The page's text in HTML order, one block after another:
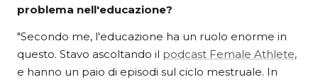
problema nell'educazione?
"Secondo me, l'educazione ha un ruolo enorme in
questo. Stavo ascoltando il podcast Female Athlete,
e hanno un paio di episodi sul ciclo mestruale. In